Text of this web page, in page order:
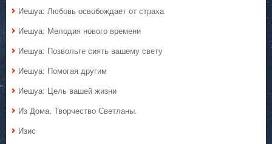
Иешуа: Любовь освобождает от страха
Иешуа: Мелодия нового времени
Иешуа: Позвольте сиять вашему свету
Иешуа: Помогая другим
Иешуа: Цель вашей жизни
Из Дома. Творчество Светланы.
Изис